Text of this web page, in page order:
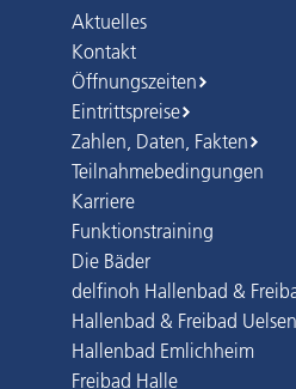
Aktuelles
Kontakt
Öffnungszeiten
Eintrittspreise
Zahlen, Daten, Fakten
Teilnahmebedingungen
Karriere
Funktionstraining
Die Bäder
delfinoh Hallenbad &
Hallenbad & Freibad Uelsen
Hallenbad Emlichheim
Freibad Halle